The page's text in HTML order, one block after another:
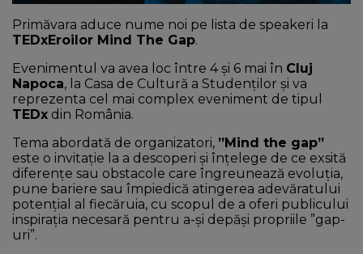
Primăvara aduce nume noi pe lista de speakeri la
TEDxEroilor Mind The Gap.
Evenimentul va avea loc între 4 și 6 mai în Cluj
Napoca, la Casa de Cultură a Studenților și va
reprezenta cel mai complex eveniment de tipul
TEDx din România.
Tema abordată de organizatori, ”Mind the gap”
este o invitație la a descoperi și înțelege de ce exsită
diferențe sau obstacole care îngreunează evoluția,
pune bariere sau împiedică atingerea adevăratului
potențial al fiecăruia, cu scopul de a oferi publicului
inspirația necesară pentru a-și depăși propriile ”gap-
uri”.